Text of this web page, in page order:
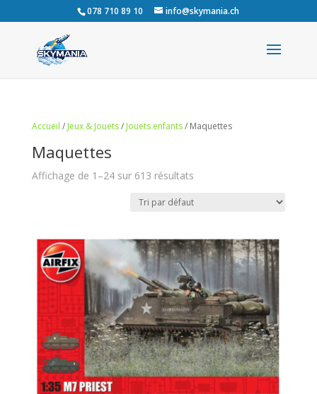
078 710 89 10 info@skymania.ch
Accueil / Jeux & Jouets/ Jouets enfants/ Maquettes
Maquettes
Affichage de 1–24 sur 613 résultats